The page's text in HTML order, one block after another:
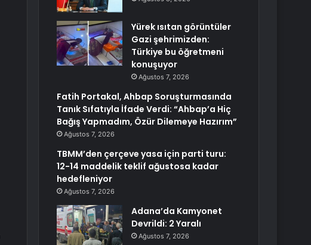
Yürek ısıtan görüntüler
Gazi şehrimizden:
Türkiye bu öğretmeni
konuşuyor
Ağustos 7, 2026
Fatih Portakal, Ahbap Soruşturmasında
Tanık Sıfatıyla İfade Verdi: “Ahbap’a Hiç
Bağış Yapmadım, Özür Dilemeye Hazırım”
Ağustos 7, 2026
TBMM’den çerçeve yasa için parti turu:
12-14 maddelik teklif ağustosa kadar
hedefleniyor
Ağustos 7, 2026
Adana’da Kamyonet
Devrildi: 2 Yaralı
Ağustos 7, 2026